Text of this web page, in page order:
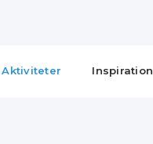
Aktiviteter Inspiration